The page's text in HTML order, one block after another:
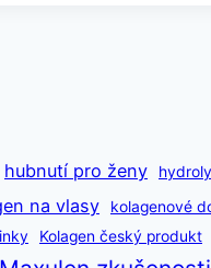
hubnutí pro ženy
na vlasy kolagenové
Kolagen český produkt